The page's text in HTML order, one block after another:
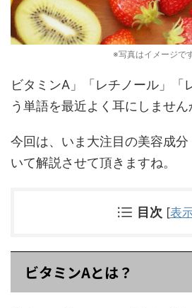
※写真はイメージです
ビタミンA」「レチノール」「
う単語を最近よく耳にしません
今回は、いま大注目の美容成
いて解説させて頂きますね。
目次 [表
ビタミンAとは？